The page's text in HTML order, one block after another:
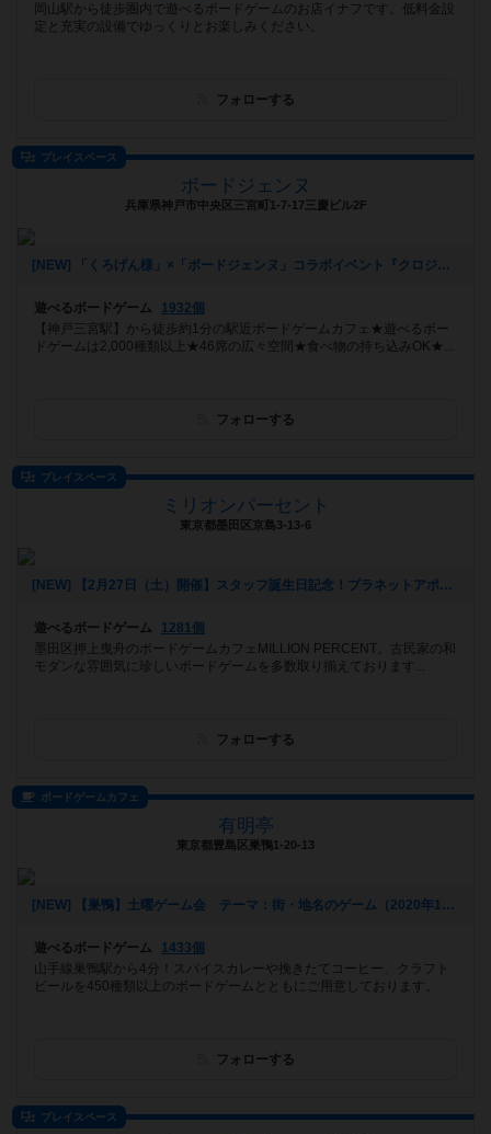
岡山駅から徒歩圏内で遊べるボードゲームのお店イナフです。低料金設
定と充実の設備でゆっくりとお楽しみください。
フォローする
プレイスペース
ボードジェンヌ
兵庫県神戸市中央区三宮町1-7-17三慶ビル2F
[NEW] 「くろげん様」×「ボードジェンヌ」コラボイベント『クロジェンヌ会』（2021年02月13日 14時21分）
遊べるボードゲーム
1932個
【神戸三宮駅】から徒歩約1分の駅近ボードゲームカフェ★遊べるボー
ドゲームは2,000種類以上★46席の広々空間★食べ物の持ち込みOK★...
フォローする
プレイスペース
ミリオンパーセント
東京都墨田区京島3-13-6
[NEW] 【2月27日（土）開催】スタッフ誕生日記念！プラネットアポカリプス会！！（2021年02月02日 13時24分）
遊べるボードゲーム
1281個
墨田区押上曳舟のボードゲームカフェMILLION PERCENT。古民家の和
モダンな雰囲気に珍しいボードゲームを多数取り揃えております...
フォローする
ボードゲームカフェ
有明亭
東京都豊島区巣鴨1-20-13
[NEW] 【巣鴨】土曜ゲーム会 テーマ：街・地名のゲーム（2020年12月02日 17時54分）
遊べるボードゲーム
1433個
山手線巣鴨駅から4分！スパイスカレーや挽きたてコーヒー、クラフト
ビールを450種類以上のボードゲームとともにご用意しております。
フォローする
プレイスペース